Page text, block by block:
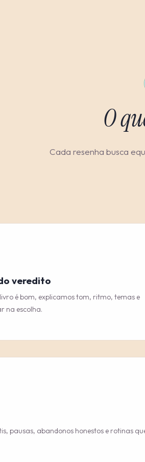
O
Cada resenha busca
veredito
é bom, explicamos tom, ritmo, temas e
na escolha.
pausas, abandonos honestos e rotinas